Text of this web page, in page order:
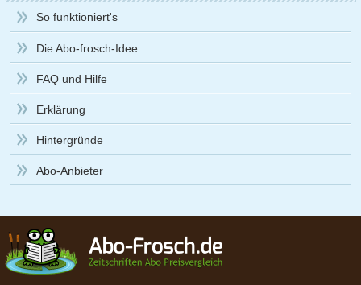
So funktioniert's
Die Abo-frosch-Idee
FAQ und Hilfe
Erklärung
Hintergründe
Abo-Anbieter